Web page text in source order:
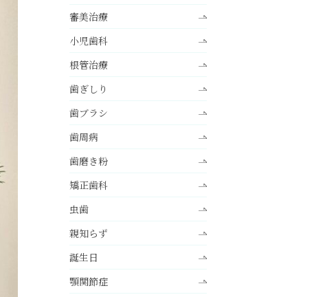
審美治療
小児歯科
根管治療
歯ぎしり
歯ブラシ
歯周病
歯磨き粉
矯正歯科
虫歯
親知らず
誕生日
顎関節症